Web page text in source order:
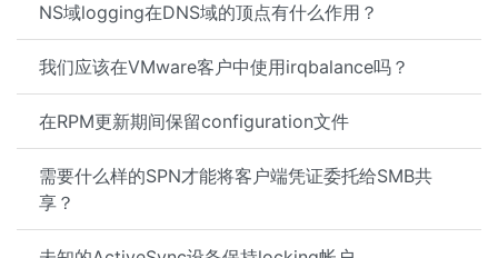
NS域logging在DNS域的顶点有什么作用？
我们应该在VMware客户中使用irqbalance吗？
在RPM更新期间保留configuration文件
需要什么样的SPN才能将客户端凭证委托给SMB共
享？